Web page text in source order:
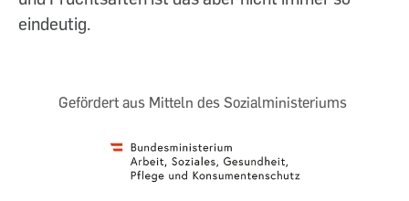
eindeutig.
Gefördert aus Mitteln des Sozialministeriums